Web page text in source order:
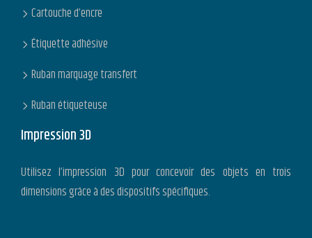
Cartouche d’encre
Étiquette adhésive
Ruban marquage transfert
Ruban étiqueteuse
Impression 3D
Utilisez l’impression 3D pour concevoir des objets en trois
dimensions grâce à des dispositifs spécifiques.